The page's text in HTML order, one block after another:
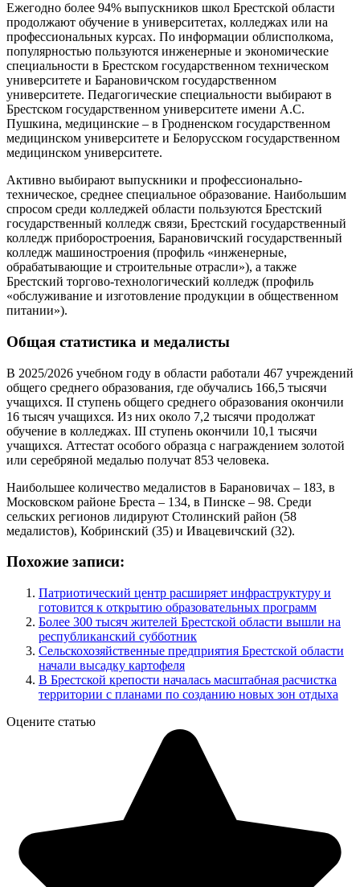
Ежегодно более 94% выпускников школ Брестской области
продолжают обучение в университетах, колледжах или на
профессиональных курсах. По информации облисполкома,
популярностью пользуются инженерные и экономические
специальности в Брестском государственном техническом
университете и Барановичском государственном
университете. Педагогические специальности выбирают в
Брестском государственном университете имени А.С.
Пушкина, медицинские – в Гродненском государственном
медицинском университете и Белорусском государственном
медицинском университете.
Активно выбирают выпускники и профессионально-
техническое, среднее специальное образование. Наибольшим
спросом среди колледжей области пользуются Брестский
государственный колледж связи, Брестский государственный
колледж приборостроения, Барановичский государственный
колледж машиностроения (профиль «инженерные,
обрабатывающие и строительные отрасли»), а также
Брестский торгово-технологический колледж (профиль
«обслуживание и изготовление продукции в общественном
питании»).
Общая статистика и медалисты
В 2025/2026 учебном году в области работали 467 учреждений
общего среднего образования, где обучались 166,5 тысячи
учащихся. II ступень общего среднего образования окончили
16 тысяч учащихся. Из них около 7,2 тысячи продолжат
обучение в колледжах. III ступень окончили 10,1 тысячи
учащихся. Аттестат особого образца с награждением золотой
или серебряной медалью получат 853 человека.
Наибольшее количество медалистов в Барановичах – 183, в
Московском районе Бреста – 134, в Пинске – 98. Среди
сельских регионов лидируют Столинский район (58
медалистов), Кобринский (35) и Ивацевичский (32).
Похожие записи:
Патриотический центр расширяет инфраструктуру и
готовится к открытию образовательных программ
Более 300 тысяч жителей Брестской области вышли на
республиканский субботник
Сельскохозяйственные предприятия Брестской области
начали высадку картофеля
В Брестской крепости началась масштабная расчистка
территории с планами по созданию новых зон отдыха
Оцените статью